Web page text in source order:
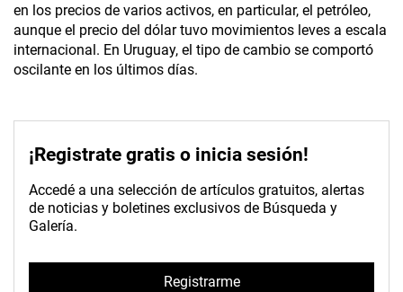
en los precios de varios activos, en particular, el petróleo,
aunque el precio del dólar tuvo movimientos leves a escala
internacional. En Uruguay, el tipo de cambio se comportó
oscilante en los últimos días.
¡Registrate gratis o inicia sesión!
Accedé a una selección de artículos gratuitos, alertas
de noticias y boletines exclusivos de Búsqueda y
Galería.
Registrarme